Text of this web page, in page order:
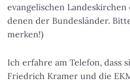
evangelischen
denen der Bundesländer.
merken!)
Ich erfahre am Telefon, dass
Friedrich Kramer und die